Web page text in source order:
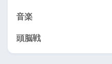
音楽
頭脳戦